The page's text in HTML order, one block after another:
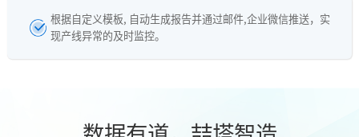
根据自定义模板, 自动生成报告并通过邮件,企业微信推送，实
现产线异常的及时监控。